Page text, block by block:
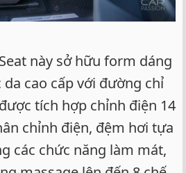
này sở hữu form dáng
cao cấp với đường chỉ
tích hợp chỉnh điện 14
chỉnh điện, đệm hơi tựa
các chức năng làm mát,